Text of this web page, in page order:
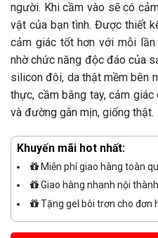
người. Khi cầm vào sẽ có
vật của bạn tình. Được thiết
cảm giác tốt hơn với mỗi
nhờ chức năng độc đáo của
silicon đôi, da thật mềm bên
thực, cầm bằng tay, cảm
và đường gân mịn, giống thật.
Khuyến mãi hot nhất:
Miễn phí giao hàng toàn
Giao hàng nhanh nội thành
Tặng gel bôi trơn cho đơn